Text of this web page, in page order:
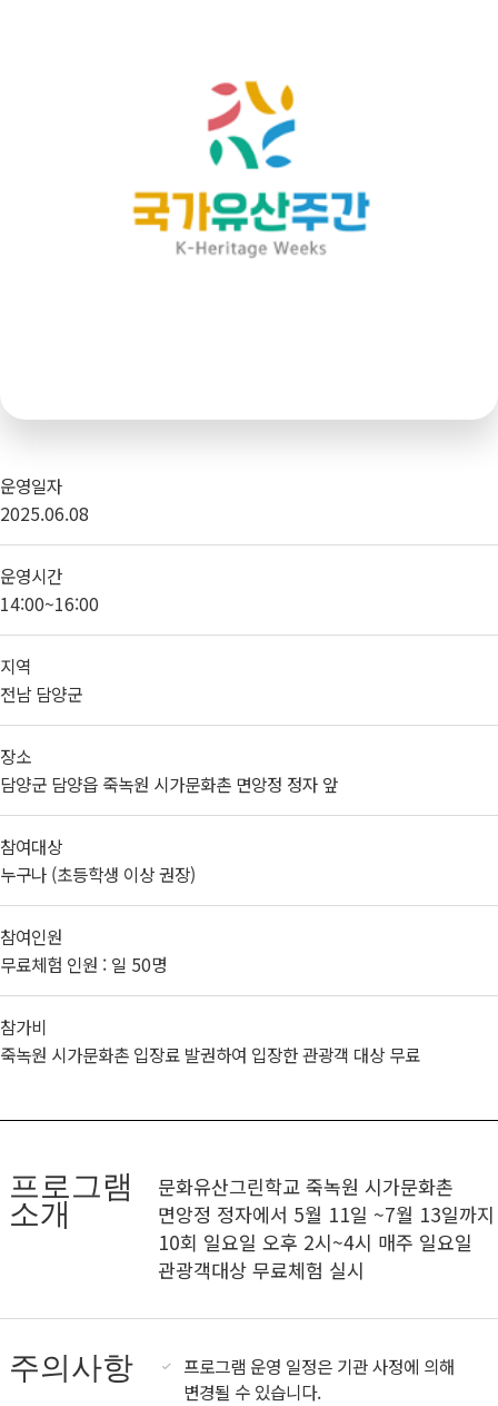
운영일자
2025.06.08
운영시간
14:00~16:00
지역
전남 담양군
장소
담양군 담양읍 죽녹원 시가문화촌 면앙정 정자 앞
참여대상
누구나 (초등학생 이상 권장)
참여인원
무료체험 인원 : 일 50명
참가비
죽녹원 시가문화촌 입장료 발권하여 입장한 관광객 대상 무료
프로그램
소개
문화유산그린학교 죽녹원 시가문화촌
면앙정 정자에서 5월 11일 ~7월 13일까지
10회 일요일 오후 2시~4시 매주 일요일
관광객대상 무료체험 실시
주의사항
프로그램 운영 일정은 기관 사정에 의해
변경될 수 있습니다.